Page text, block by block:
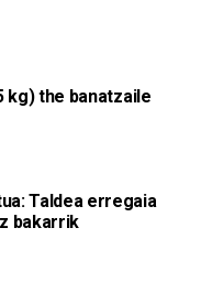
kg) the banatzaile
Taldea erregaia
bakarrik